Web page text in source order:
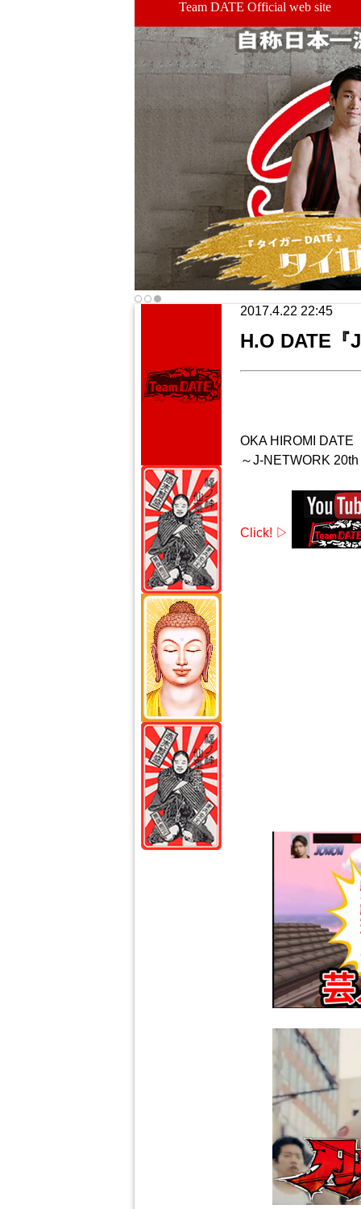
Team DATE Official web site
2017.4.22 22:45
H.O DATE『
OKA HIROMI DATE
～J-NETWORK
Click! ▷